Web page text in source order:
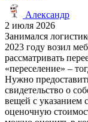
Александр
2 июля 2026
Занимался
2023 году возил
рассматривать
«переселение» –
Нужно
свидетельство о
вещей с указанием
оценочную